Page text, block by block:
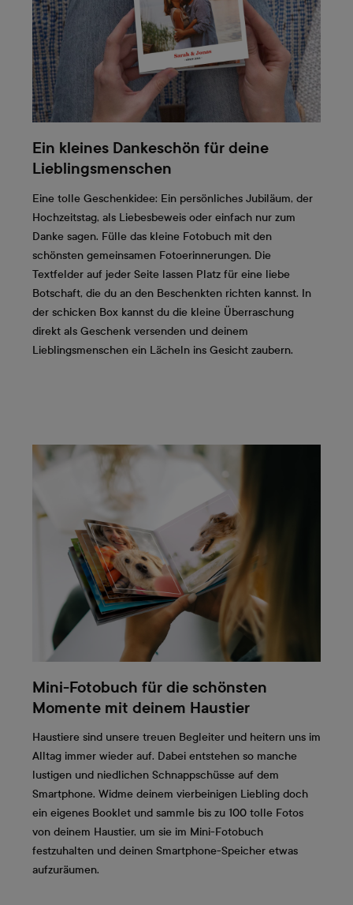
Ein kleines Dankeschön für deine
Lieblingsmenschen
Eine tolle Geschenkidee: Ein persönliches Jubiläum, der
Hochzeitstag, als Liebesbeweis oder einfach nur zum
Danke sagen. Fülle das kleine Fotobuch mit den
schönsten gemeinsamen Fotoerinnerungen. Die
Textfelder auf jeder Seite lassen Platz für eine liebe
Botschaft, die du an den Beschenkten richten kannst. In
der schicken Box kannst du die kleine Überraschung
direkt als Geschenk versenden und deinem
Lieblingsmenschen ein Lächeln ins Gesicht zaubern.
Mini-Fotobuch für die schönsten
Momente mit deinem Haustier
Haustiere sind unsere treuen Begleiter und heitern uns im
Alltag immer wieder auf. Dabei entstehen so manche
lustigen und niedlichen Schnappschüsse auf dem
Smartphone. Widme deinem vierbeinigen Liebling doch
ein eigenes Booklet und sammle bis zu 100 tolle Fotos
von deinem Haustier, um sie im Mini-Fotobuch
festzuhalten und deinen Smartphone-Speicher etwas
aufzuräumen.